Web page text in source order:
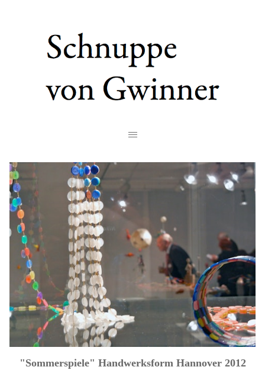
"Sommerspiele" Handwerksform Hannover 2012